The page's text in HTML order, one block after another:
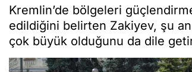
Kremlin’de bölgeleri
edildiğini belirten Zakiyev, şu
çok büyük olduğunu da dile